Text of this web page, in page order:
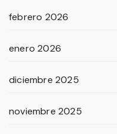
febrero 2026
enero 2026
diciembre 2025
noviembre 2025